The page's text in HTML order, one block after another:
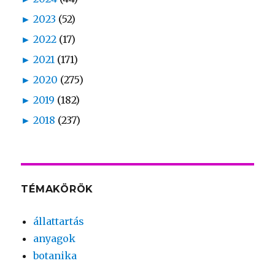
► 2023 (52)
► 2022 (17)
► 2021 (171)
► 2020 (275)
► 2019 (182)
► 2018 (237)
TÉMAKÖRÖK
állattartás
anyagok
botanika